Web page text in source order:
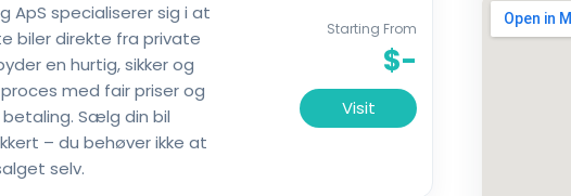
ApS specialiserer sig i at
biler direkte fra private
en hurtig, sikker og
med fair priser og
betaling. Sælg din bil
– du behøver ikke at
selv.
Starting From
$-
Visit